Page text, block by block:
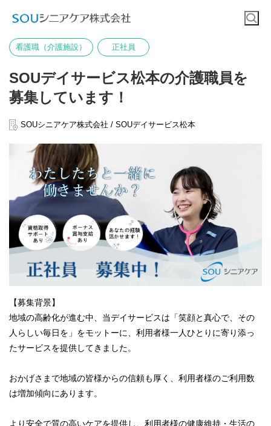
看護職（介護施設） 正社員
SOUデイサービス松本の介護職員を
募集しています！
SOUシニアケア株式会社 / SOUデイサービス松本
【募集背景】
地域の高齢化が進む中、当デイサービスは「笑顔と真心で、その
人らしい毎日を」をモットーに、利用者様一人ひとりに寄り添っ
たサービスを提供してきました。
おかげさまで地域の皆様からの信頼も厚く、利用者様のご利用数
は増加傾向にあります。
より安全で質の高いケアを提供し、利用者様の健康維持・生活の